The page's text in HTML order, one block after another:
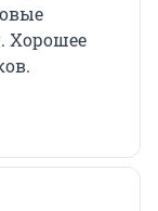
Хорошее